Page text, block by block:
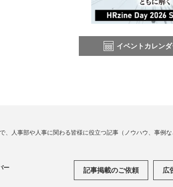
イベントカレン
人事部や人事に関わる皆様に役立つ記事（ノウハウ、事例
ー 記事掲載のご依頼 広